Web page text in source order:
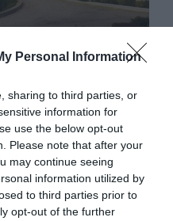
Personal Information
sharing to third parties, or
information for
use the below opt-out
Please note that after your
may continue seeing
information utilized by
to third parties prior to
opt-out of the further
τις τρως;»:
για το